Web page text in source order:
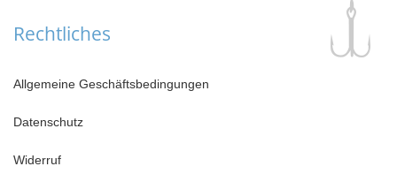
Rechtliches
Allgemeine Geschäftsbedingungen
Datenschutz
Widerruf